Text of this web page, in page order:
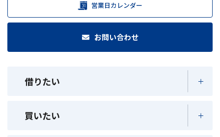
営業日カレンダー
お問い合わせ
借りたい
買いたい